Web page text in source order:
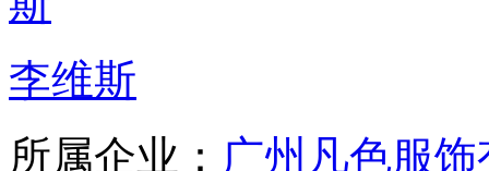
李维斯
所属企业： 广州凡色服